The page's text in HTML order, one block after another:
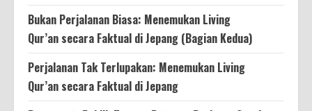
Bukan Perjalanan Biasa: Menemukan Living
Qur’an secara Faktual di Jepang (Bagian Kedua)
Perjalanan Tak Terlupakan: Menemukan Living
Qur’an secara Faktual di Jepang